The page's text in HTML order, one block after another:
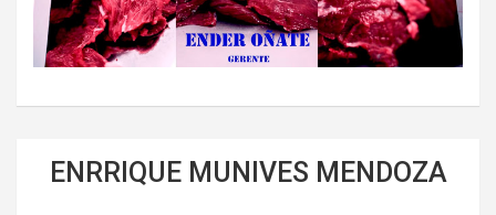
ENRRIQUE MUNIVES MENDOZA